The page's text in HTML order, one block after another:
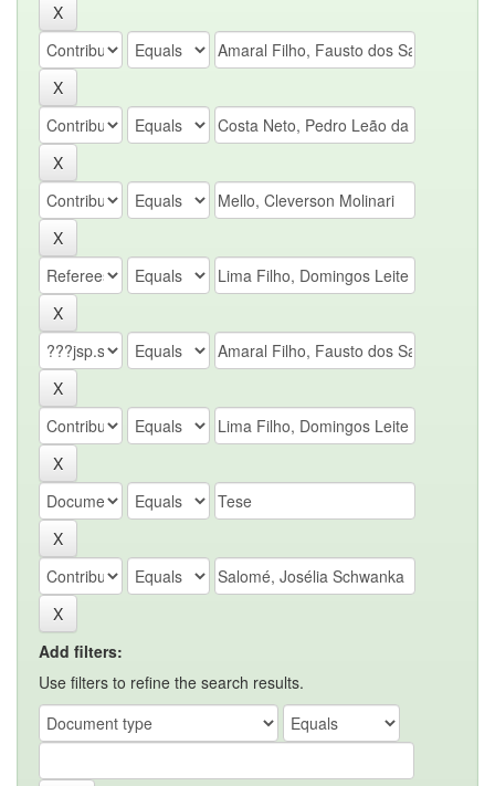
Add filters:
Use filters to refine the search results.